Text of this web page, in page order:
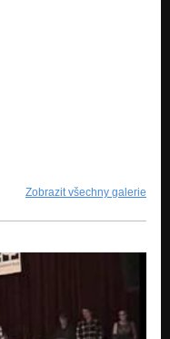
Zobrazit všechny galerie